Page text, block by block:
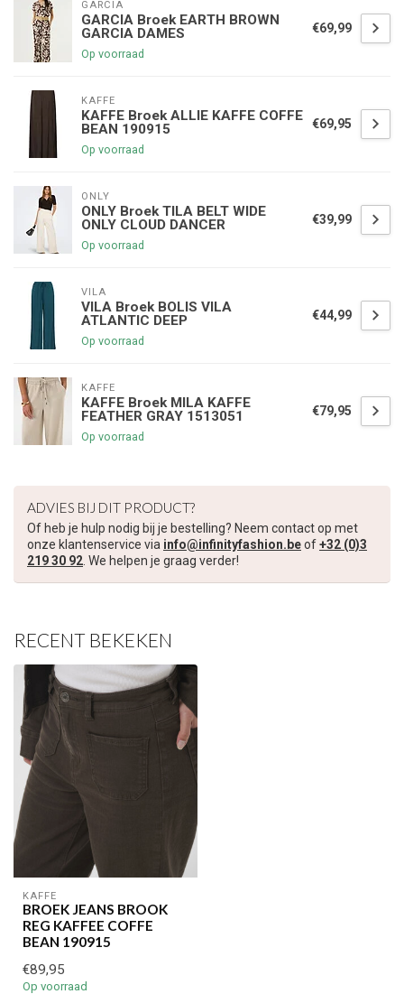
GARCIA
GARCIA Broek EARTH BROWN
GARCIA DAMES
Op voorraad
€69,99
KAFFE
KAFFE Broek ALLIE KAFFE COFFE
BEAN 190915
Op voorraad
€69,95
ONLY
ONLY Broek TILA BELT WIDE
ONLY CLOUD DANCER
Op voorraad
€39,99
VILA
VILA Broek BOLIS VILA
ATLANTIC DEEP
Op voorraad
€44,99
KAFFE
KAFFE Broek MILA KAFFE
FEATHER GRAY 1513051
Op voorraad
€79,95
ADVIES BIJ DIT PRODUCT?
Of heb je hulp nodig bij je bestelling? Neem contact op met
onze klantenservice via info@infinityfashion.beof+32 (0)3
219 30 92. We helpen je graag verder!
RECENT BEKEKEN
KAFFE
BROEK JEANS BROOK
REG KAFFEE COFFE
BEAN 190915
€89,95
Op voorraad
€5,00 korting op je volgende bestelling
over onze nieuwe collectie, en ontvang
volgende aankoop! 😀
Je korting is geldig bij een minimale bestelwaarde van €45,00